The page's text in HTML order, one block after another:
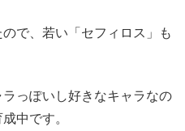
で、若い「セフィロス」も
っぽいし好きなキャラなの
中です。